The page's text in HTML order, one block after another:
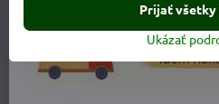
OSOBNÝ ODBER V
Monika Dankovičová
Ukázať
Prijať všetky